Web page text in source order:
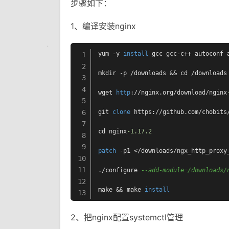
步骤如下：
1、编译安装nginx
1
2
3
4
5
6
7
8
9
10
11
12
13
yum -y install gcc gcc-c++ autoconf
mkdir -p /downloads && cd /downloads
wget http://nginx.org/download/nginx
git clone https://github.com/chobits/
cd nginx-1.17.2
patch -p1 </downloads/
./configure --add-module=/
make && make install
2、把nginx配置systemctl管理